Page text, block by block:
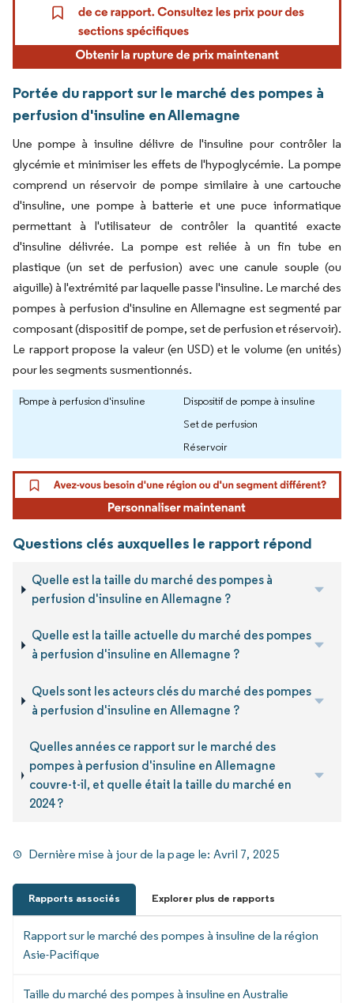
Portée du rapport sur le marché des pompes à
perfusion d'insuline en Allemagne
Une pompe à insuline délivre de l'insuline pour contrôler la
glycémie et minimiser les effets de l'hypoglycémie. La pompe
comprend un réservoir de pompe similaire à une cartouche
d'insuline, une pompe à batterie et une puce informatique
permettant à l'utilisateur de contrôler la quantité exacte
d'insuline délivrée. La pompe est reliée à un fin tube en
plastique (un set de perfusion) avec une canule souple (ou
aiguille) à l'extrémité par laquelle passe l'insuline. Le marché des
pompes à perfusion d'insuline en Allemagne est segmenté par
composant (dispositif de pompe, set de perfusion et réservoir).
Le rapport propose la valeur (en USD) et le volume (en unités)
pour les segments susmentionnés.
Pompe à perfusion d'insuline
Dispositif de pompe à insuline
Set de perfusion
Réservoir
Questions clés auxquelles le rapport répond
Quelle est la taille du marché des pompes à
perfusion d'insuline en Allemagne ?
Quelle est la taille actuelle du marché des pompes
à perfusion d'insuline en Allemagne ?
Quels sont les acteurs clés du marché des pompes
à perfusion d'insuline en Allemagne ?
Quelles années ce rapport sur le marché des
pompes à perfusion d'insuline en Allemagne
couvre-t-il, et quelle était la taille du marché en
2024 ?
Dernière mise à jour de la page le: Avril 7, 2025
Rapports associés Explorer plus de rapports
Rapport sur le marché des pompes à insuline de la région
Asie-Pacifique
Taille du marché des pompes à insuline en Australie